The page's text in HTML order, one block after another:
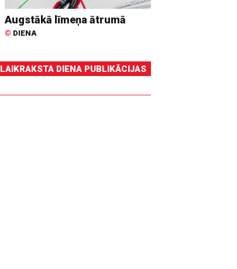
Augstākā līmeņa ātrumā
© DIENA
LAIKRAKSTA DIENA PUBLIKĀCIJAS